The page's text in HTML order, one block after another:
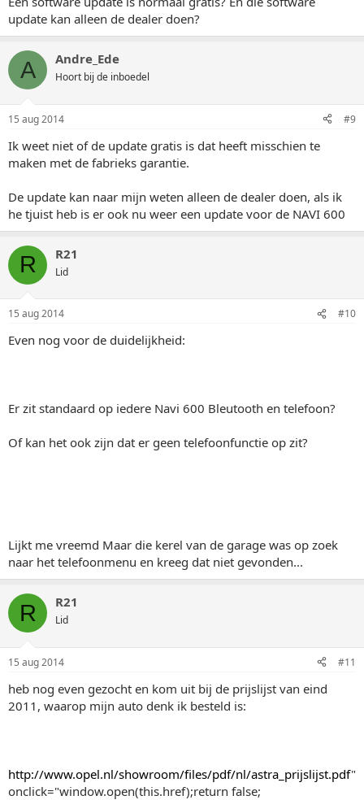
update kan alleen de dealer doen?
A Andre_Ede
Hoort bij de inboedel
15 aug 2014 #9
Ik weet niet of de update gratis is dat heeft misschien te
maken met de fabrieks garantie.
De update kan naar mijn weten alleen de dealer doen, als ik
he tjuist heb is er ook nu weer een update voor de NAVI 600
R R21
Lid
15 aug 2014 #10
Even nog voor de duidelijkheid:
Er zit standaard op iedere Navi 600 Bleutooth en telefoon?
Of kan het ook zijn dat er geen telefoonfunctie op zit?
Lijkt me vreemd Maar die kerel van de garage was op zoek
naar het telefoonmenu en kreeg dat niet gevonden...
R R21
Lid
15 aug 2014 #11
heb nog even gezocht en kom uit bij de prijslijst van eind
2011, waarop mijn auto denk ik besteld is:
http://www.opel.nl/showroom/files/pdf/nl/astra_prijslijst.pdf"
onclick="window.open(this.href);return false;